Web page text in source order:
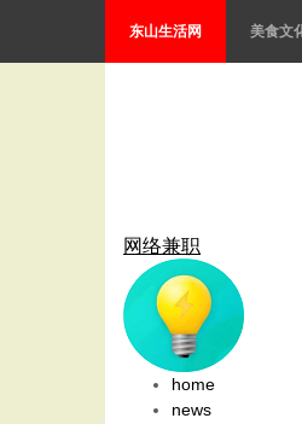
东山生活网 美食文
网络兼职
home
news